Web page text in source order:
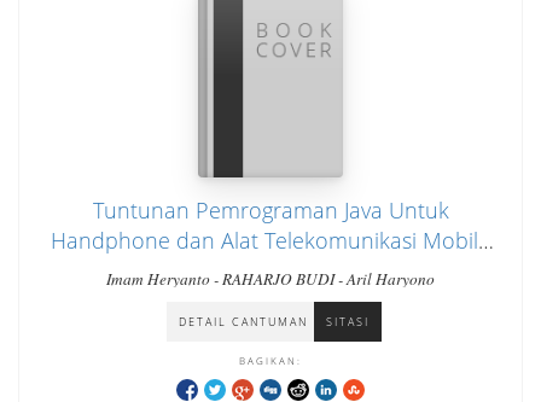
Tuntunan Pemrograman Java Untuk
Handphone dan Alat Telekomunikasi Mobile
lainya
Imam Heryanto - RAHARJO BUDI - Aril Haryono
DETAIL CANTUMAN SITASI
BAGIKAN: